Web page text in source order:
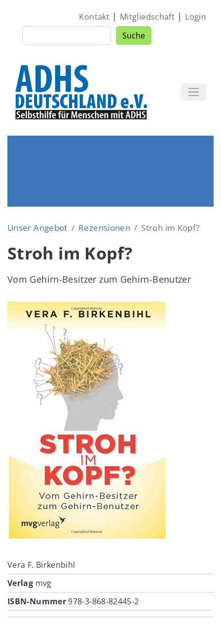
Suche Suche
Kontakt| Mitgliedschaft | Login
Unser Angebot Rezensionen Stroh im Kopf?
Stroh im Kopf?
Vom Gehirn-Besitzer zum Gehirn-Benutzer
Image
Vera F. Birkenbihl
Verlag mvg
ISBN-Nummer978-3-868-82445-2